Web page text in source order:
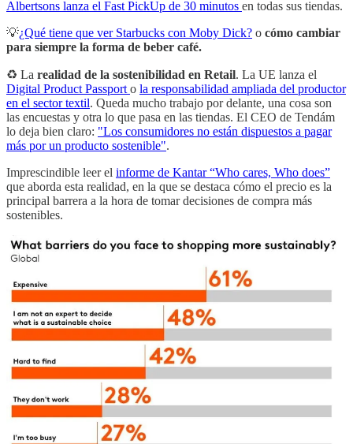
Albertsons lanza el Fast PickUp de 30 minutos en todas sus tiendas.
💡¿Qué tiene que ver Starbucks con Moby Dick? o cómo cambiar
para siempre la forma de beber café.
♻️ La realidad de la sostenibilidad en Retail. La UE lanza el
Digital Product Passporto la responsabilidad ampliada del productor
en el sector textil. Queda mucho trabajo por delante, una cosa son
las encuestas y otra lo que pasa en las tiendas. El CEO de Tendám
lo deja bien claro: "Los consumidores no están dispuestos a pagar
más por un producto sostenible".
Imprescindible leer el informe de Kantar “Who cares, Who does”
que aborda esta realidad, en la que se destaca cómo el precio es la
principal barrera a la hora de tomar decisiones de compra más
sostenibles.